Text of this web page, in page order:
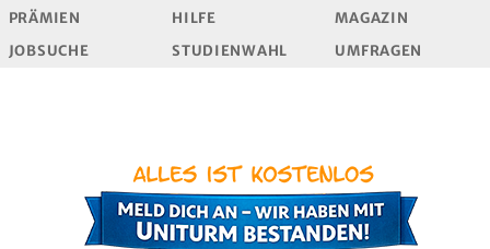
PRÄMIEN
HILFE
MAGAZIN
JOBSUCHE
STUDIENWAHL UMFRAGEN